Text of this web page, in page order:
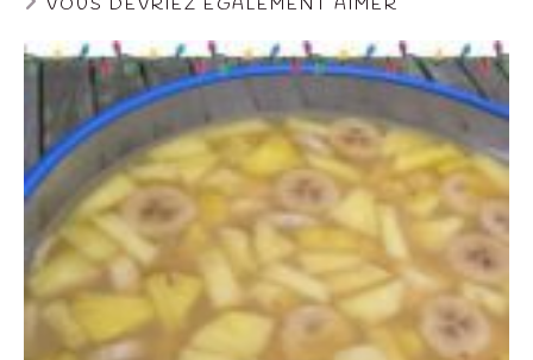
VOUS DEVRIEZ ÉGALEMENT AIMER